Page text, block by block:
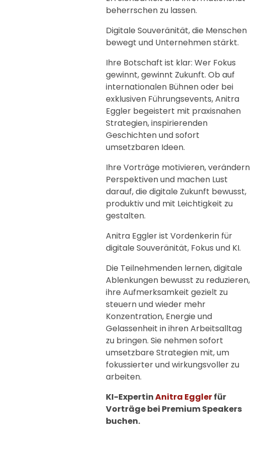
beherrschen zu lassen.
Digitale Souveränität, die Menschen
bewegt und Unternehmen stärkt.
Ihre Botschaft ist klar: Wer Fokus
gewinnt, gewinnt Zukunft. Ob auf
internationalen Bühnen oder bei
exklusiven Führungsevents, Anitra
Eggler begeistert mit praxisnahen
Strategien, inspirierenden
Geschichten und sofort
umsetzbaren Ideen.
Ihre Vorträge motivieren, verändern
Perspektiven und machen Lust
darauf, die digitale Zukunft bewusst,
produktiv und mit Leichtigkeit zu
gestalten.
Anitra Eggler ist Vordenkerin für
digitale Souveränität, Fokus und KI.
Die Teilnehmenden lernen, digitale
Ablenkungen bewusst zu reduzieren,
ihre Aufmerksamkeit gezielt zu
steuern und wieder mehr
Konzentration, Energie und
Gelassenheit in ihren Arbeitsalltag
zu bringen. Sie nehmen sofort
umsetzbare Strategien mit, um
fokussierter und wirkungsvoller zu
arbeiten.
KI-ExpertinAnitra Egglerfür
Vorträge bei Premium Speakers
buchen.